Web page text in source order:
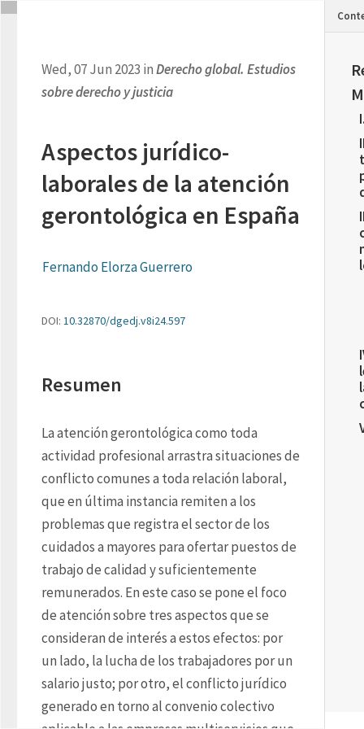
Wed, 07 Jun 2023 inDerecho global. Estudios
sobre derecho y justicia
Aspectos jurídico-
laborales de la atención
gerontológica en España
Fernando Elorza Guerrero
DOI: 10.32870/dgedj.v8i24.597
Resumen
La atención gerontológica como toda
actividad profesional arrastra situaciones de
conflicto comunes a toda relación laboral,
que en última instancia remiten a los
problemas que registra el sector de los
cuidados a mayores para ofertar puestos de
trabajo de calidad y suficientemente
remunerados. En este caso se pone el foco
de atención sobre tres aspectos que se
consideran de interés a estos efectos: por
un lado, la lucha de los trabajadores por un
salario justo; por otro, el conflicto jurídico
generado en torno al convenio colectivo